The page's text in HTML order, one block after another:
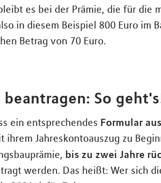
es bei der Prämie, die für die
in diesem Beispiel 800 Euro im
Betrag von 70 Euro.
So
ein entsprechendes Formular
ihrem Jahreskontoauszug zu
bis zu zwei Jahre
werden. Das heißt: Wer sich